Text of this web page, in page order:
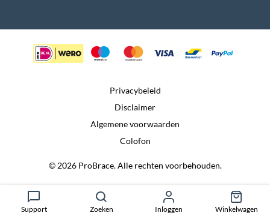
© 2026 ProBrace. Alle rechten voorbehouden.
Privacybeleid
Disclaimer
Algemene voorwaarden
Colofon
Realisatie door: Dtch. Digitals
Support Zoeken Inloggen Winkelwagen